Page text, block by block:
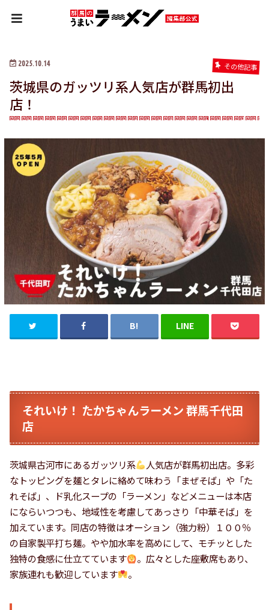
2025.10.14 その他記事
茨城県のガッツリ系人気店が群馬初出
店！
それいけ！ たかちゃんラーメン 群馬千代田
店
茨城県古河市にあるガッツリ系
人気店が群馬初出店。多彩
なトッピングを麺とタレに絡めて味わう「まぜそば」や「た
れそば」、ド乳化スープの「ラーメン」などメニューは本店
にならいつつも、地域性を考慮してあっさり「中華そば」を
加えています。同店の特徴はオーション（強力粉）１００％
の自家製平打ち麺。やや加水率を高めにして、モチッとした
独特の食感に仕立てています
。広々とした座敷席もあり、
家族連れも歓迎しています
。